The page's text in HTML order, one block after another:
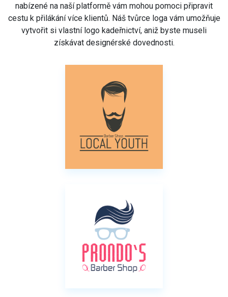
nabízené na naší platformě vám mohou pomoci připravit
cestu k přilákání více klientů. Náš tvůrce loga vám umožňuje
vytvořit si vlastní logo kadeřnictví, aniž byste museli
získávat designérské dovednosti.